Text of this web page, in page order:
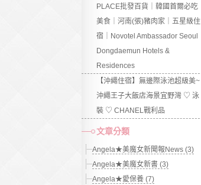
PLACE批發百貨｜韓國首爾必吃
美食｜河南(張)豬肉家｜五星級住
宿｜Novotel Ambassador Seoul
Dongdaemun Hotels &
Residences
【沖繩住宿】無邊際泳池超級美~
沖繩王子大飯店海景宜野灣 ♡ 泳
裝 ♡ CHANEL戰利品
文章分類
Angela★美魔女新聞報News (3)
Angela★美魔女新書 (3)
Angela★愛保養 (7)